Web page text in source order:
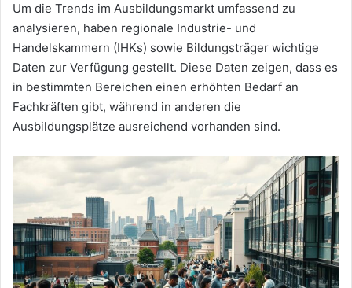
Um die Trends im Ausbildungsmarkt umfassend zu
analysieren, haben regionale Industrie- und
Handelskammern (IHKs) sowie Bildungsträger wichtige
Daten zur Verfügung gestellt. Diese Daten zeigen, dass es
in bestimmten Bereichen einen erhöhten Bedarf an
Fachkräften gibt, während in anderen die
Ausbildungsplätze ausreichend vorhanden sind.